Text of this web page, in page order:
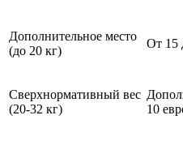
Дополнительное место
(до 20 кг)
От 15
Сверхнормативный вес
(20-32 кг)
10